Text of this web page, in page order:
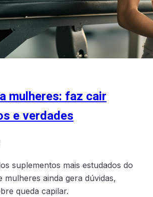
mulheres: faz cair
e verdades
suplementos mais estudados do
mulheres ainda gera dúvidas,
queda capilar.